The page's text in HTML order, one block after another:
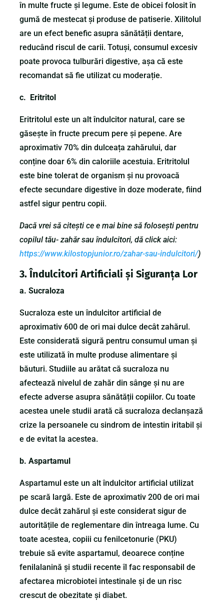
în multe fructe și legume. Este de obicei folosit în
gumă de mestecat și produse de patiserie. Xilitolul
are un efect benefic asupra sănătății dentare,
reducând riscul de carii. Totuși, consumul excesiv
poate provoca tulburări digestive, așa că este
recomandat să fie utilizat cu moderație.
c. Eritritol
Eritritolul este un alt îndulcitor natural, care se
găsește în fructe precum pere și pepene. Are
aproximativ 70% din dulceața zahărului, dar
conține doar 6% din caloriile acestuia. Eritritolul
este bine tolerat de organism și nu provoacă
efecte secundare digestive în doze moderate, fiind
astfel sigur pentru copii.
Dacă vrei să citești ce e mai bine să folosești pentru
copilul tău- zahăr sau îndulcitori, dă click aici:
https://www.kilostopjunior.ro/zahar-sau-indulcitori/)
3. Îndulcitori Artificiali și Siguranța Lor
a. Sucraloza
Sucraloza este un îndulcitor artificial de
aproximativ 600 de ori mai dulce decât zahărul.
Este considerată sigură pentru consumul uman și
este utilizată în multe produse alimentare și
băuturi. Studiile au arătat că sucraloza nu
afectează nivelul de zahăr din sânge și nu are
efecte adverse asupra sănătății copiilor. Cu toate
acestea unele studii arată că sucraloza declanșază
crize la persoanele cu sindrom de intestin iritabil și
e de evitat la acestea.
b. Aspartamul
Aspartamul este un alt îndulcitor artificial utilizat
pe scară largă. Este de aproximativ 200 de ori mai
dulce decât zahărul și este considerat sigur de
autoritățile de reglementare din întreaga lume. Cu
toate acestea, copiii cu fenilcetonurie (PKU)
trebuie să evite aspartamul, deoarece conține
fenilalanină și studii recente îl fac responsabil de
afectarea microbiotei intestinale și de un risc
crescut de obezitate și diabet.